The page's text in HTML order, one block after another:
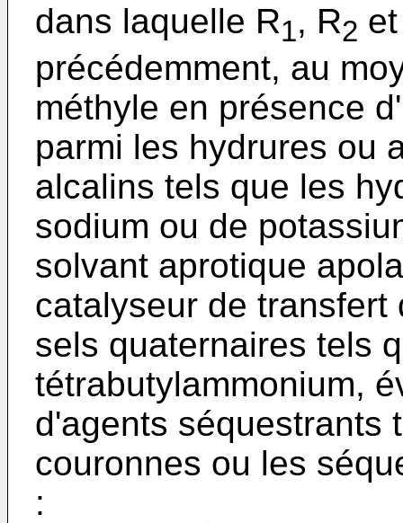
dans laquelle R1, R2
précédemment, au
méthyle en présence
parmi les hydrures ou
alcalins tels que les
sodium ou de
solvant aprotique
catalyseur de
sels quaternaires tels
tétrabutylammonium,
d'agents séquestrants
couronnes ou les
: